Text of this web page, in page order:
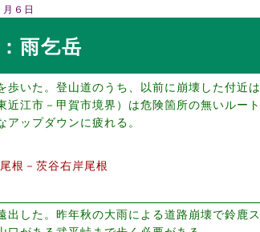
６日
雨乞岳
いた。登山道のうち、以前に崩壊した付近は
江市－甲賀市境界）は危険箇所の無いルート
ップダウンに疲れる。
根－茨谷右岸尾根
した。昨年秋の大雨による道路崩壊で鈴鹿ス